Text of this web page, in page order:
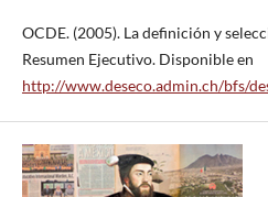
OCDE. (2005). La definición y
Resumen Ejecutivo. Disponible en
http://www.deseco.admin.ch/bfs/